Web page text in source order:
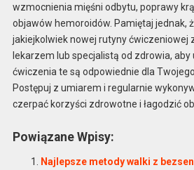
wzmocnienia mięśni odbytu, poprawy
objawów hemoroidów. Pamiętaj jednak,
jakiejkolwiek nowej rutyny ćwiczeniowej
lekarzem lub specjalistą od zdrowia, aby
ćwiczenia te są odpowiednie dla
Postępuj z umiarem i regularnie
czerpać korzyści zdrowotne i łagodzić
Powiązane Wpisy:
Najlepsze metody walki z